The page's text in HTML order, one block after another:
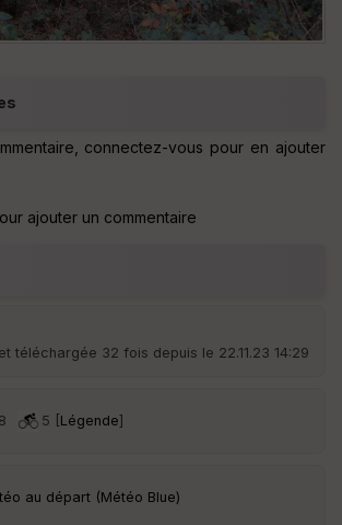
connectez-vous pour en ajouter
ajouter un commentaire
téléchargée 32 fois depuis le 22.11.23 14:29
5 [ Légende]
au départ (Météo Blue)